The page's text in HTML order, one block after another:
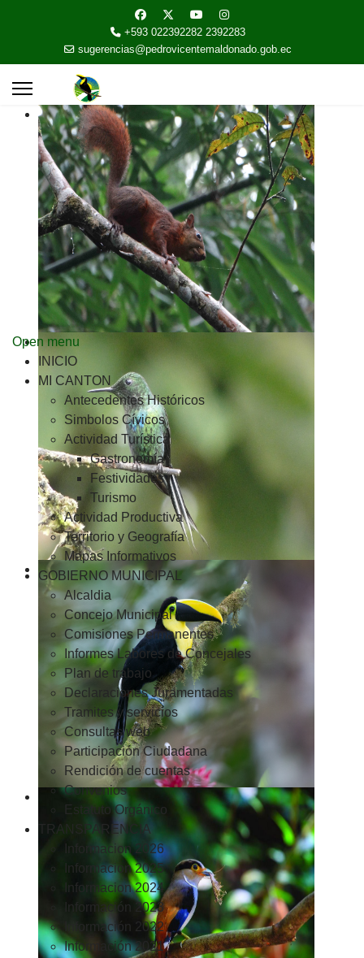
+593 022392282 2392283
sugerencias@pedrovicentemaldonado.gob.ec
Open menu
INICIO
MI CANTON
Antecedentes Históricos
Simbolos Cívicos
Actividad Turística
Gastronomía
Festividades
Turismo
Actividad Productiva
Territorio y Geografía
Mapas Informativos
GOBIERNO MUNICIPAL
Alcaldia
Concejo Municipal
Comisiones Permanentes
Informes Labores de Concejales
Plan de trabajo
Declaraciones Juramentadas
Tramites y servicios
Consultas web
Participación Ciudadana
Rendición de cuentas
Convenios
Estatuto Orgánico
TRANSPARENCIA
Informacion 2026
Informacion 2025
Informacion 2024
Información 2023
Información 2022
Información 2021